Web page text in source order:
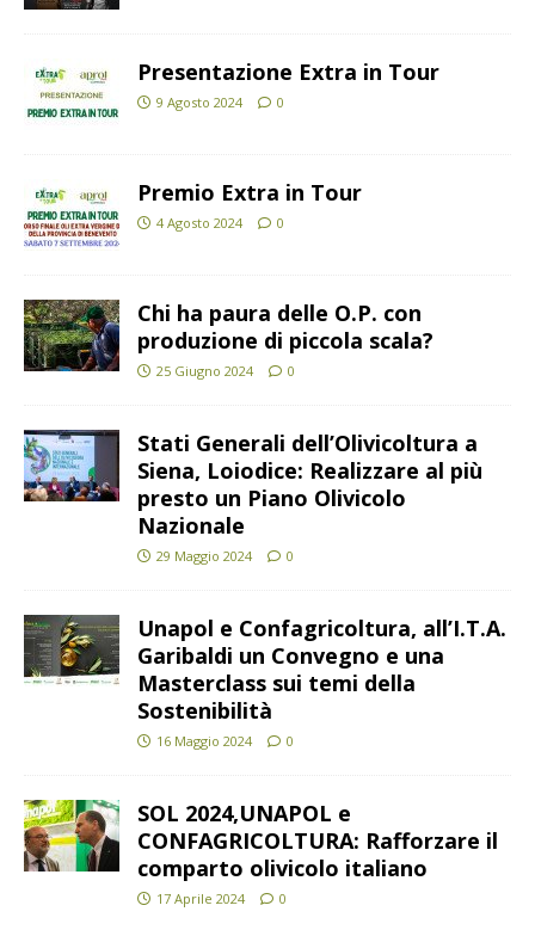
Presentazione Extra in Tour
9 Agosto 2024 0
Premio Extra in Tour
4 Agosto 2024 0
Chi ha paura delle O.P. con
produzione di piccola scala?
25 Giugno 2024 0
Stati Generali dell’Olivicoltura a
Siena, Loiodice: Realizzare al più
presto un Piano Olivicolo
Nazionale
29 Maggio 2024 0
Unapol e Confagricoltura, all’I.T.A.
Garibaldi un Convegno e una
Masterclass sui temi della
Sostenibilità
16 Maggio 2024 0
SOL 2024,UNAPOL e
CONFAGRICOLTURA: Rafforzare il
comparto olivicolo italiano
17 Aprile 2024 0